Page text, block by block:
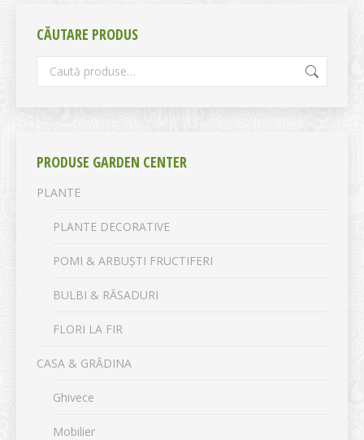
CĂUTARE PRODUS
PRODUSE GARDEN CENTER
PLANTE
PLANTE DECORATIVE
POMI & ARBUȘTI FRUCTIFERI
BULBI & RĂSADURI
FLORI LA FIR
CASA & GRĂDINA
Ghivece
Mobilier